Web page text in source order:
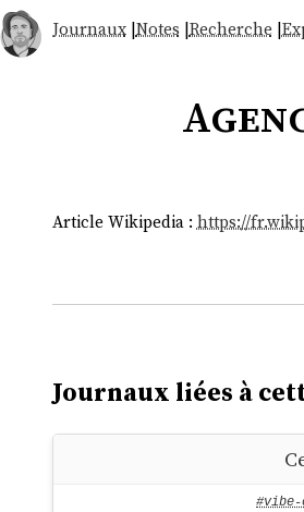
Journaux|Notes |Recherche |
Article Wikipedia : https://
Journaux liées à
#vibe-